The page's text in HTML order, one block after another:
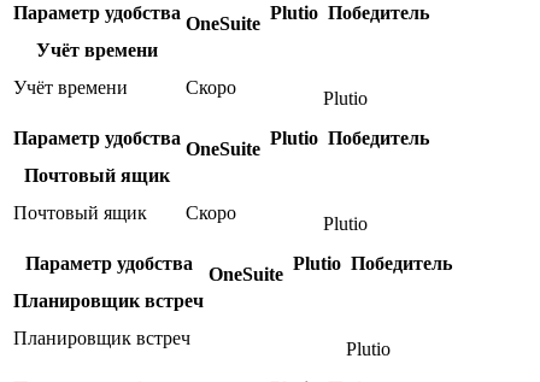
Параметр удобства
OneSuite
Plutio Победитель
Учёт времени
Учёт времени
Скоро
Plutio
Параметр удобства
OneSuite
Plutio Победитель
Почтовый ящик
Почтовый ящик
Скоро
Plutio
Параметр удобства
OneSuite
Plutio Победитель
Планировщик встреч
Планировщик встреч
Plutio